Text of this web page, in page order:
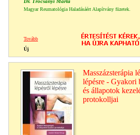
Magyar Reumatológia Haladásáért Alapítvány füzetek.
Tovább
Új
Masszázsterápia
lépésre - Gyakori
és állapotok
protokolljai